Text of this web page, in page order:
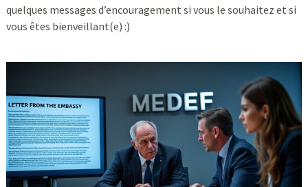
quelques messages d’encouragement si vous le souhaitez et si
vous êtes bienveillant(e) :)